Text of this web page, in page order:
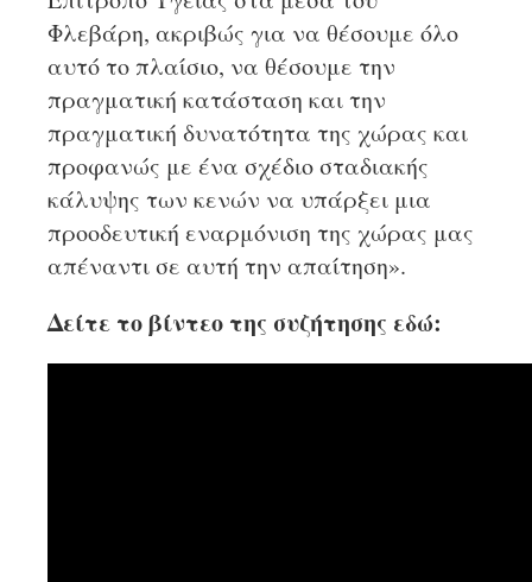
Φλεβάρη, ακριβώς για να θέσουμε όλο
αυτό το πλαίσιο, να θέσουμε την
πραγματική κατάσταση και την
πραγματική δυνατότητα της χώρας και
προφανώς με ένα σχέδιο σταδιακής
κάλυψης των κενών να υπάρξει μια
προοδευτική εναρμόνιση της χώρας μας
απέναντι σε αυτή την απαίτηση».
Δείτε το βίντεο της συζήτησης εδώ: